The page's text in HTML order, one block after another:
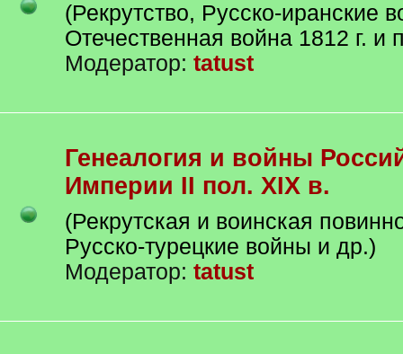
(Рекрутство, Русско-иранские
Отечественная война 1812 г. и
Модератор: tatust
Генеалогия и войны Российской
Империи II пол. XIX в.
(Рекрутская и воинская
Русско-турецкие войны и др.)
Модератор: tatust